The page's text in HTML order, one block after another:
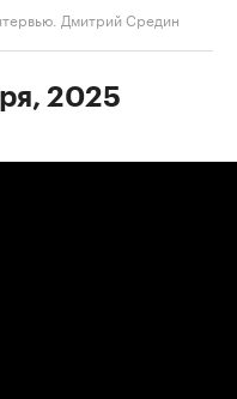
Дмитрий Средин
2025